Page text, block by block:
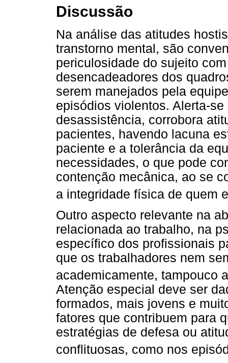
Discussão
Na análise das atitudes
transtorno mental, são
periculosidade do sujeito
desencadeadores dos
serem manejados pela
episódios violentos. Alerta-
desassistência, corrobora
pacientes, havendo lacuna
paciente e a tolerância da
necessidades, o que pode
contenção mecânica, ao se
a integridade física de quem
Outro aspecto relevante na
relacionada ao trabalho, na
específico dos profissionais
que os trabalhadores nem
academicamente, tampouco
Atenção especial deve ser
formados, mais jovens e
fatores que contribuem para
estratégias de defesa ou
conflituosas, como nos